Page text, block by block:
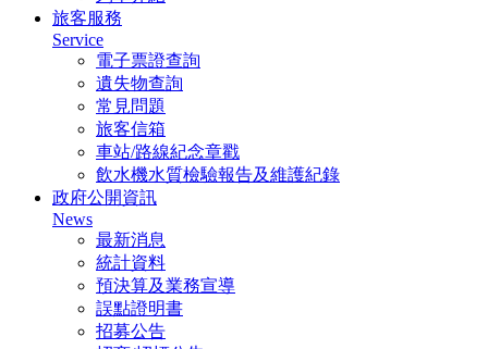
旅客服務
Service
電子票證查詢
遺失物查詢
常見問題
旅客信箱
車站/路線紀念章戳
飲水機水質檢驗報告及維護紀錄
政府公開資訊
News
最新消息
統計資料
預決算及業務宣導
誤點證明書
招募公告